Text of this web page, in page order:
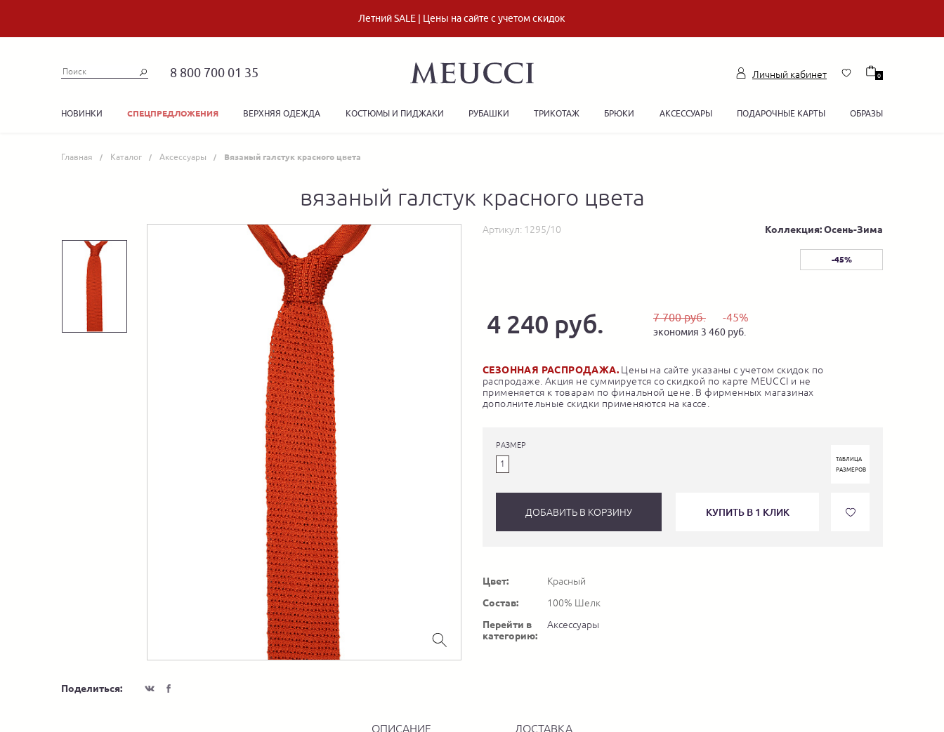
Летний SALE | Цены на сайте с учетом скидок
8 800 700 01 35 Личный кабинет 0
НОВИНКИ СПЕЦПРЕДЛОЖЕНИЯ ВЕРХНЯЯ ОДЕЖДА КОСТЮМЫ И ПИДЖАКИ РУБАШКИ ТРИКОТАЖ БРЮКИ АКСЕССУАРЫ ПОДАРОЧНЫЕ КАРТЫ ОБРАЗЫ
Главная Каталог Аксессуары Вязаный галстук красного цвета
вязаный галстук красного цвета
Поделиться:
Артикул: 1295/10 Коллекция: Осень-Зима
-45%
4 240 руб. 7 700 руб. -45%
экономия 3 460 руб.
СЕЗОННАЯ РАСПРОДАЖА. Цены на сайте указаны с учетом скидок по
распродаже. Акция не суммируется со скидкой по карте MEUCCI и не
применяется к товарам по финальной цене. В фирменных магазинах
дополнительные скидки применяются на кассе.
РАЗМЕР
1
ТАБЛИЦА
РАЗМЕРОВ
ДОБАВИТЬ В КОРЗИНУ КУПИТЬ В 1 КЛИК
Цвет:
Красный
Состав:
100% Шелк
Перейти в
категорию:
Аксессуары
ОПИСАНИЕ ДОСТАВКА